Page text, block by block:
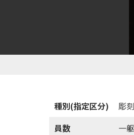
種別(指定区分)
彫
員数
一躯